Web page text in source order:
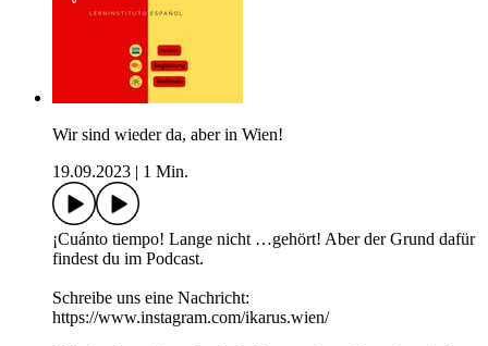
Wir sind wieder da, aber in Wien!
19.09.2023
1 Min.
¡Cuánto tiempo! Lange nicht …gehört! Aber der Grund dafür
findest du im Podcast.
Schreibe uns eine Nachricht:
https://www.instagram.com/ikarus.wien/